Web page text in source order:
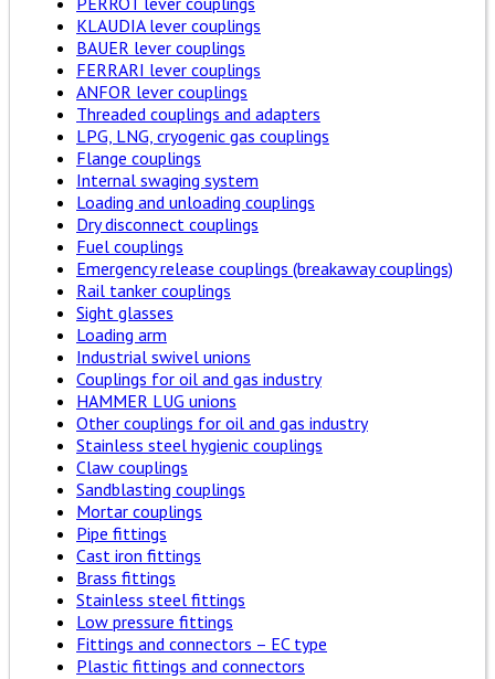
KLAUDIA lever couplings
BAUER lever couplings
FERRARI lever couplings
ANFOR lever couplings
Threaded couplings and adapters
LPG, LNG, cryogenic gas couplings
Flange couplings
Internal swaging system
Loading and unloading couplings
Dry disconnect couplings
Fuel couplings
Emergency release couplings (breakaway couplings)
Rail tanker couplings
Sight glasses
Loading arm
Industrial swivel unions
Couplings for oil and gas industry
HAMMER LUG unions
Other couplings for oil and gas industry
Stainless steel hygienic couplings
Claw couplings
Sandblasting couplings
Mortar couplings
Pipe fittings
Cast iron fittings
Brass fittings
Stainless steel fittings
Low pressure fittings
Fittings and connectors – EC type
Plastic fittings and connectors